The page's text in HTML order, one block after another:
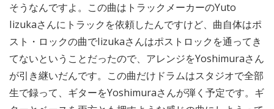
そうなんですよ。この曲はトラックメーカーのYuto
Iizukaさんにトラックを依頼したんですけど、曲自体はポ
スト・ロックの曲でIizukaさんはポストロックを通ってき
てないということだったので、アレンジをYoshimuraさん
が引き継いだんです。この曲だけドラムはスタジオで全部
生で録って、ギターをYoshimuraさんが弾く予定です。ギ